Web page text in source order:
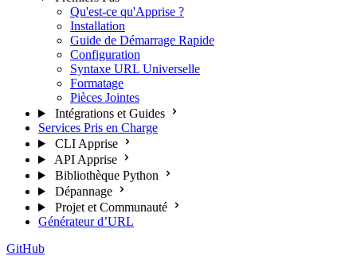
Qu'est-ce qu'Apprise ?
Installation
Guide de Démarrage Rapide
Configuration
Syntaxe URL Universelle
Formatage
Pièces Jointes
Intégrations et Guides
Services Pris en Charge
CLI Apprise
API Apprise
Bibliothèque Python
Dépannage
Projet et Communauté
Générateur d’URL
GitHub